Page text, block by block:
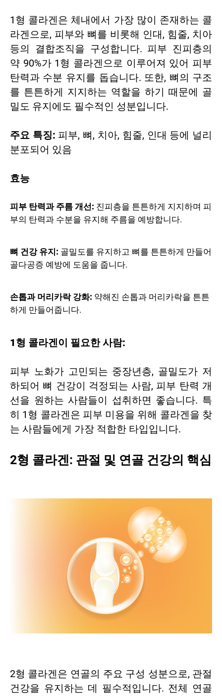
1형 콜라겐은 체내에서 가장 많이 존재하는 콜
라겐으로, 피부와 뼈를 비롯해 인대, 힘줄, 치아
등의 결합조직을 구성합니다. 피부 진피층의
약 90%가 1형 콜라겐으로 이루어져 있어 피부
탄력과 수분 유지를 돕습니다. 또한, 뼈의 구조
를 튼튼하게 지지하는 역할을 하기 때문에 골
밀도 유지에도 필수적인 성분입니다.
주요 특징: 피부, 뼈, 치아, 힘줄, 인대 등에 널리
분포되어 있음
효능
피부 탄력과 주름 개선: 진피층을 튼튼하게 지지하며 피
부의 탄력과 수분을 유지해 주름을 예방합니다.
뼈 건강 유지: 골밀도를 유지하고 뼈를 튼튼하게 만들어
골다공증 예방에 도움을 줍니다.
손톱과 머리카락 강화: 약해진 손톱과 머리카락을 튼튼
하게 만들어줍니다.
1형 콜라겐이 필요한 사람:
피부 노화가 고민되는 중장년층, 골밀도가 저
하되어 뼈 건강이 걱정되는 사람, 피부 탄력 개
선을 원하는 사람들이 섭취하면 좋습니다. 특
히 1형 콜라겐은 피부 미용을 위해 콜라겐을 찾
는 사람들에게 가장 적합한 타입입니다.
2형 콜라겐: 관절 및 연골 건강의 핵심
2형 콜라겐은 연골의 주요 구성 성분으로, 관절
건강을 유지하는 데 필수적입니다. 전체 연골